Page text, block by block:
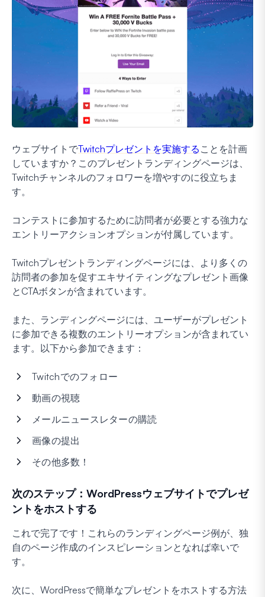
ウェブサイトでTwitchプレゼントを実施する ことを計画
していますか？このプレゼントランディングページは、
Twitchチャンネルのフォロワーを増やすのに役立ちま
す。
コンテストに参加するために訪問者が必要とする強力な
エントリーアクションオプションが付属しています。
Twitchプレゼントランディングページには、より多くの
訪問者の参加を促すエキサイティングなプレゼント画像
とCTAボタンが含まれています。
また、ランディングページには、ユーザーがプレゼント
に参加できる複数のエントリーオプションが含まれてい
ます。以下から参加できます：
Twitchでのフォロー
動画の視聴
メールニュースレターの購読
画像の提出
その他多数！
次のステップ：WordPressウェブサイトでプレゼ
ントをホストする
これで完了です！これらのランディングページ例が、独
自のページ作成のインスピレーションとなれば幸いで
す。
次に、WordPressで簡単なプレゼントをホストする方法